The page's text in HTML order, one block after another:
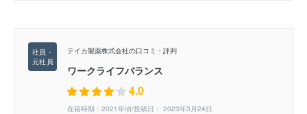
テイカ製薬株式会社の口コミ・評判
ワークライフバランス
4.0
在籍時期：2021年頃/投稿日： 2023年3月24日